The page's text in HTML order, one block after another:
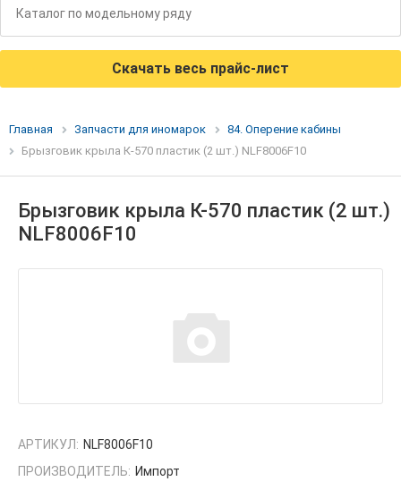
Каталог по модельному ряду
Скачать весь прайс-лист
Главная Запчасти для иномарок
84. Оперение кабины
Брызговик крыла К-570 пластик (2 шт.) NLF8006F10
Брызговик крыла К-570 пластик (2 шт.)
NLF8006F10
АРТИКУЛ: NLF8006F10
ПРОИЗВОДИТЕЛЬ: Импорт